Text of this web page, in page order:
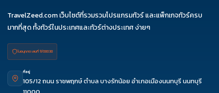
เม.ย. 70
05-17
08-
20
28-10
TravelZeed.com เว็บไซต์ที่รวมรวมโปรแกรมทัวร์ และแพ็กเกจทัวร์ครบ
มากที่สุด ทั้งทัวร์ในประเทศและทัวร์ต่างประเทศ ง่ายๆ
ใบอนุญาต เลขที่ 11/08038
ที่อยู่
105/12 ถนน ราชพฤกษ์ ตำบล บางรักน้อย อำเภอเมืองนนทบุรี นนทบุรี